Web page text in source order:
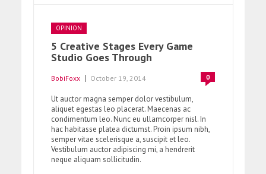
OPINION
5 Creative Stages Every Game
Studio Goes Through
BobiFoxx October 19, 2014 0
Ut auctor magna semper dolor vestibulum,
aliquet egestas leo placerat. Maecenas ac
condimentum leo. Nunc eu ullamcorper nisl. In
hac habitasse platea dictumst. Proin ipsum nibh,
semper vitae scelerisque a, suscipit et leo.
Vestibulum auctor adipiscing mi, a hendrerit
neque aliquam sollicitudin.